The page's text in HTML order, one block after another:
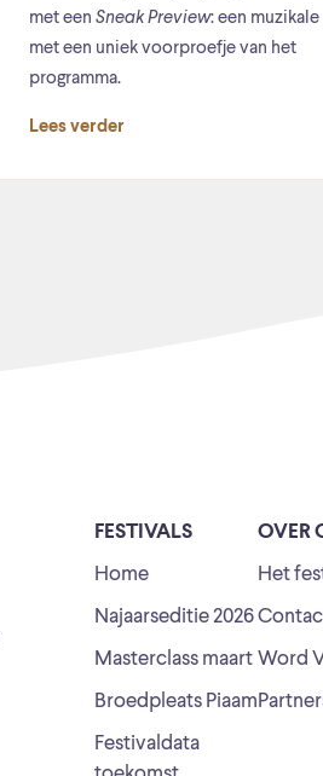
met een Sneak Preview: een
met een uniek voorproefje van het
programma.
Lees verder
FESTIVALS
Home
Najaarseditie 2026
Masterclass maart
Broedpleats Piaam
Festivaldata
OVER
Het
Word